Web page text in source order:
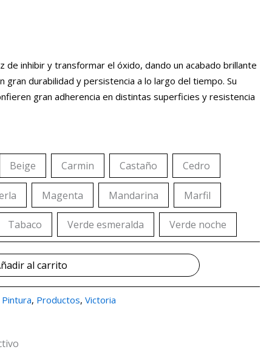
de inhibir y transformar el óxido, dando un acabado brillante
durabilidad y persistencia a lo largo del tiempo. Su
gran adherencia en distintas superficies y resistencia
Beige Carmin Castaño Cedro
Magenta Mandarina Marfil
Tabaco Verde esmeralda Verde noche
al carrito
Pintura, Productos, Victoria